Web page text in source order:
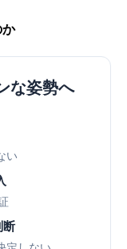
か
な姿勢へ
い
断